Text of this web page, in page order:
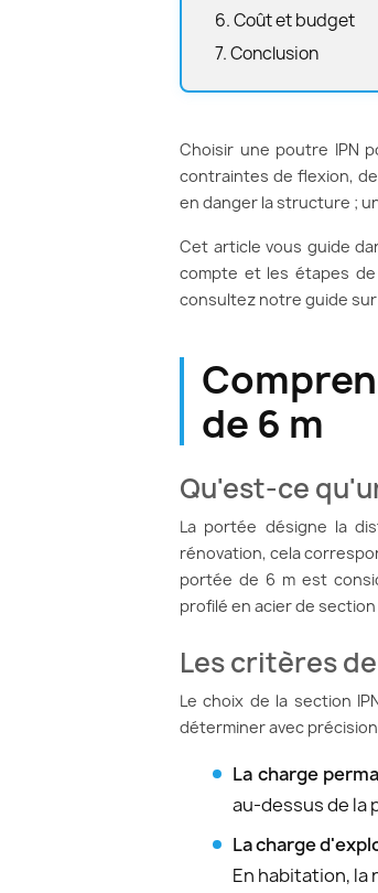
6. Coût et budget
7. Conclusion
Choisir une poutre IPN
contraintes de flexion,
en danger la structure ;
Cet article vous guide
compte et les étapes
consultez notre guide sur
de 6 m
Qu'est-ce
La portée désigne la
rénovation, cela
portée de 6 m est
profilé en acier de
Les critères
Le choix de la section
déterminer avec
La charge
au-dessus de la
La charge
En habitation, la